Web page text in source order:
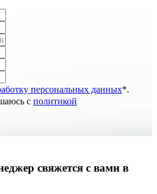
персональных данных*.
с политикой
свяжется с вами в